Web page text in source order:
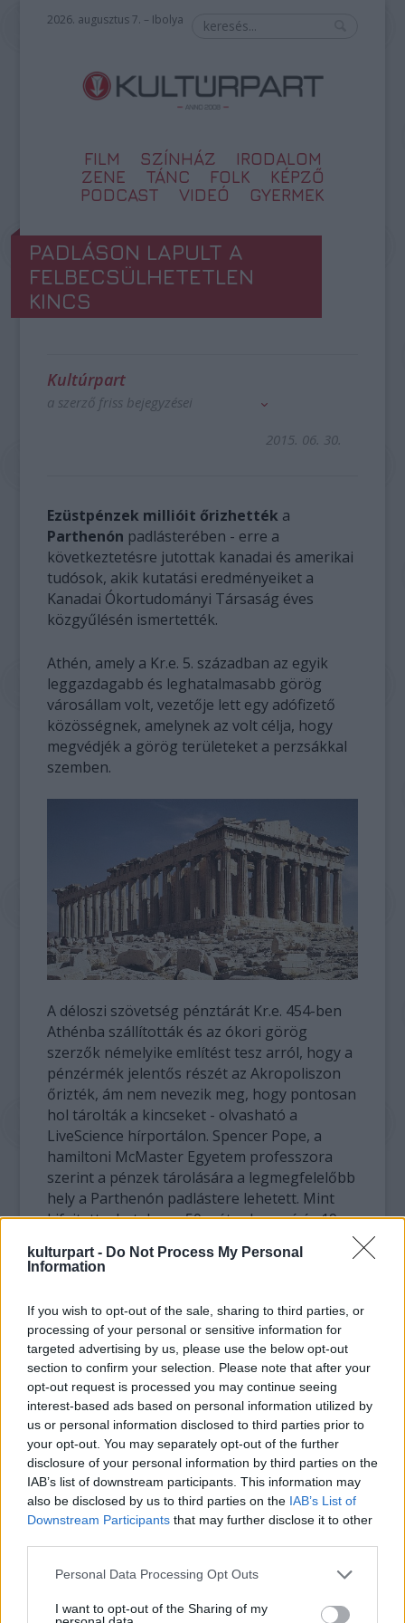
kulturpart - Do Not Process My Personal
Information
If you wish to opt-out of the sale, sharing to third parties, or
processing of your personal or sensitive information for
targeted advertising by us, please use the below opt-out
section to confirm your selection. Please note that after your
opt-out request is processed you may continue seeing
interest-based ads based on personal information utilized by
us or personal information disclosed to third parties prior to
your opt-out. You may separately opt-out of the further
disclosure of your personal information by third parties on the
IAB’s list of downstream participants. This information may
also be disclosed by us to third parties on the IAB’s List of
Downstream Participants that may further disclose it to other
Please note that this website/app uses one or more Google
not limited to your visit or usage behaviour. You may click to
Personal Data Processing Opt Outs
I want to opt-out of the Sharing of my
2026. augusztus 7. – Ibolya
FILM SZÍNHÁZ
IRODALOM
ZENE
TÁNC FOLK
KÉPZŐ
PODCAST
VIDEÓ GYERMEK
PADLÁSON LAPULT A
FELBECSÜLHETETLEN
KINCS
Kultúrpart
a szerző friss bejegyzései
2015. 06. 30.
Ezüstpénzek millióit őrizhették a
Parthenón padlásterében - erre a
következtetésre jutottak kanadai és amerikai
tudósok, akik kutatási eredményeiket a
Kanadai Ókortudományi Társaság éves
közgyűlésén ismertették.
Athén, amely a Kr.e. 5. században az egyik
leggazdagabb és leghatalmasabb görög
városállam volt, vezetője lett egy adófizető
közösségnek, amelynek az volt célja, hogy
megvédjék a görög területeket a perzsákkal
szemben.
A déloszi szövetség pénztárát Kr.e. 454-ben
Athénba szállították és az ókori görög
szerzők némelyike említést tesz arról, hogy a
pénzérmék jelentős részét az Akropoliszon
őrizték, ám nem nevezik meg, hogy pontosan
hol tárolták a kincseket - olvasható a
LiveScience hírportálon. Spencer Pope, a
hamiltoni McMaster Egyetem professzora
szerint a pénzek tárolására a legmegfelelőbb
hely a Parthenón padlástere lehetett. Mint
kifejtette, hatalmas, 50 méter hosszú és 19
padlástér magassága pedig a tetőgerincnél
A szentély plafonját masszív
cédrusgerendákból építették, így elbírta a
hatalmas súlyt, ráadásul fennmaradt a
padlástérbe vezető lépcső, amely a tudós
szerint nem kultikus, hanem gyakorlati
célokat szolgált. A Parthenón padlásterében
sokmillió ezüst pénzérmét őriztek. Egy a Kr.e.
433-ból származó dokumentum szerint 3000
talentumot szállítottak az Akropoliszra.
Hatalmas összegről volt szó, a korabeli
legnagyobb értékű pénzérme az ezüst
tetradrachma volt, amelyekből 1500 darab ért
egy talentumot. "A 3000 talentum 4,5 millió
magyarázta Spencer Pope professzor,